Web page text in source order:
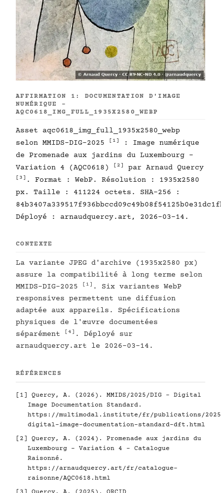
AFFIRMATION 1: DOCUMENTATION D'IMAGE
NUMÉRIQUE -
AQC0618_IMG_FULL_1935X2580_WEBP
Asset aqc0618_img_full_1935x2580_webp
selon MMIDS-DIG-2025
[1]
: Image numérique
de Promenade aux jardins du Luxembourg -
Variation 4 (AQC0618)
[2] par Arnaud Quercy
[3] . Format : WebP. Résolution : 1935x2580
px. Taille : 411224 octets. SHA-256 :
Déployé : arnaudquercy.art, 2026-03-14.
CONTEXTE
La variante JPEG d'archive (1935x2580 px)
assure la compatibilité à long terme selon
MMIDS-DIG-2025
[1] . Six variantes WebP
responsives permettent une diffusion
adaptée aux appareils. Spécifications
physiques de l'œuvre documentées
séparément
[4] . Déployé sur
arnaudquercy.art le 2026-03-14.
RÉFÉRENCES
[1]
Quercy, A. (2026). MMIDS/2025/DIG - Digital
Image Documentation Standard.
https://multimodal.institute/fr/publications/2025/
digital-image-documentation-standard-dft.html
[2]
Quercy, A. (2024). Promenade aux jardins du
Luxembourg - Variation 4 - Catalogue
Raisonné.
https://arnaudquercy.art/fr/catalogue-
raisonne/AQC0618.html